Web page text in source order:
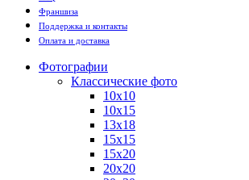
Франшиза
Поддержка и контакты
Оплата и доставка
Фотографии
Классические фото
10х10
10х15
13х18
15х15
15х20
20х20